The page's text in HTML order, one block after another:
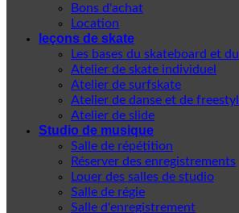
Bons d'achat
Location
leçons de skate
Les bases du skateboard et
Atelier de skate individuel
Atelier de surfskate
Atelier de danse et de
Atelier de slide
Studio de musique
Salle de répétition
Réserver des enregistrements
Louer des salles de studio
Salle de régie
Salle d'enregistrement